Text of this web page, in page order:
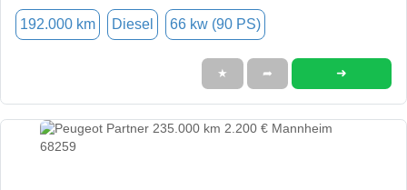
192.000 km Diesel 66 kw (90 PS)
★ ➦ ➜